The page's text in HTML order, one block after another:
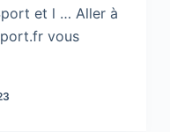
et l … Aller à
vous